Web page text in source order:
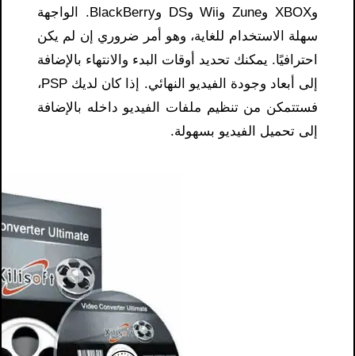
وXBOX وZune وWii وDS وBlackBerry. الواجهة
سهلة الاستخدام للغاية، وهو أمر ضروري إن لم يكن
احترافيًا. يمكنك تحديد أوقات البدء والانتهاء بالإضافة
إلى أبعاد وجودة الفيديو النهائي. إذا كان لديك PSP،
فستتمكن من تنظيم ملفات الفيديو داخله بالإضافة
إلى تحميل الفيديو بسهولة.